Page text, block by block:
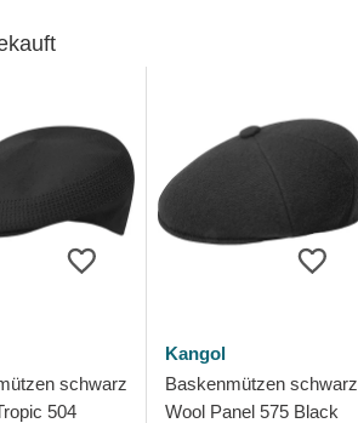
schwarz
504
Kangol
Baskenmützen schwarz
Wool Panel 575 Black